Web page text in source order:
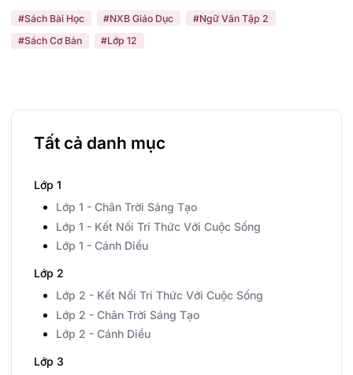
#Sách Bài Học #NXB Giáo Dục
#Ngữ Văn Tập 2
#Sách Cơ Bản
#Lớp 12
Tất cả danh mục
Lớp 1
Lớp 1 - Chân Trời Sáng Tạo
Lớp 1 - Kết Nối Tri Thức Với Cuộc Sống
Lớp 1 - Cánh Diều
Lớp 2
Lớp 2 - Kết Nối Tri Thức Với Cuộc Sống
Lớp 2 - Chân Trời Sáng Tạo
Lớp 2 - Cánh Diều
Lớp 3